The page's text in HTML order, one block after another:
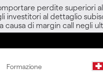
perdite superiori
investitori al dettaglio
di margin call negli
Formazione